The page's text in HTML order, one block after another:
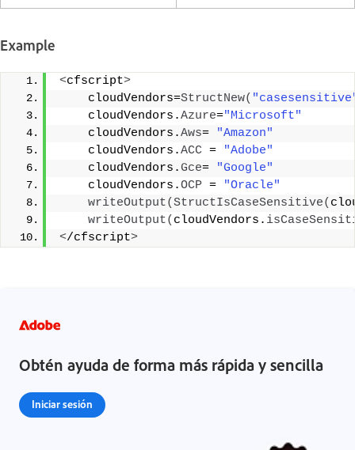
Example
<cfscript>
    cloudVendors=
StructNew(
    cloudVendors.
Azure="Microsoft"
    cloudVendors.
Aws=
"Amazon"
    cloudVendors.
ACC =
"Adobe"
    cloudVendors.
Gce=
"Google"
    cloudVendors.
OCP =
"Oracle"
writeOutput(StructIsCaseSensitive(
writeOutput( cloudVendors.
</cfscript>
Obtén ayuda de forma más rápida y sencilla
Iniciar sesión